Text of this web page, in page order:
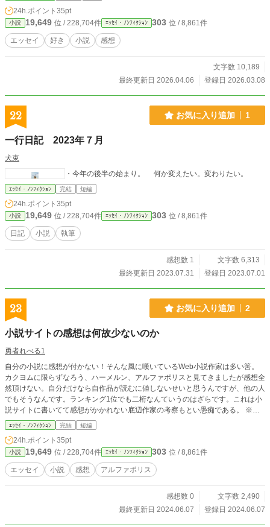
24h.ポイント 35pt
小説 19,649 位 / 228,704件 ｴｯｾｲ・ﾉﾝﾌｨｸｼｮﾝ 303 位 / 8,861件
エッセイ 好き 小説 感想
文字数 10,189
最終更新日 2026.04.06
登録日 2026.03.08
22 お気に入り追加 1
一行日記 2023年７月
犬束
・今年の後半の始まり。 何か変えたい。変わりたい。
ｴｯｾｲ・ﾉﾝﾌｨｸｼｮﾝ 完結 短編
24h.ポイント 35pt
小説 19,649 位 / 228,704件 ｴｯｾｲ・ﾉﾝﾌｨｸｼｮﾝ 303 位 / 8,861件
日記 小説 執筆
感想数 1
文字数 6,313
最終更新日 2023.07.31
登録日 2023.07.01
23 お気に入り追加 2
小説サイトの感想は何故少ないのか
勇者れべる1
自分の小説に感想が付かない！そんな風に嘆いているWeb小説作家は多い筈。
カクヨムに限らずなろう、ハーメルン、アルファポリスと見てきましたが感想全
然頂けない。自分だけなら自作品が読むに値しないせいと思うんですが、他の人
でもそうなんです。ランキング1位でも二桁なんていうのはざらです。これは小
説サイトに書いてて感想がかかれない底辺作家の考察もとい愚痴である。 ※カ
クヨム、なろう、アルファポリスに投稿してます。 ※HOTランキングは未選択
にできないので男性向けにしましたが、正直どっち向きでも無いです。
ｴｯｾｲ・ﾉﾝﾌｨｸｼｮﾝ 完結 短編
24h.ポイント 35pt
小説 19,649 位 / 228,704件 ｴｯｾｲ・ﾉﾝﾌｨｸｼｮﾝ 303 位 / 8,861件
エッセイ 小説 感想 アルファポリス
感想数 0
文字数 2,490
最終更新日 2024.06.07
登録日 2024.06.07